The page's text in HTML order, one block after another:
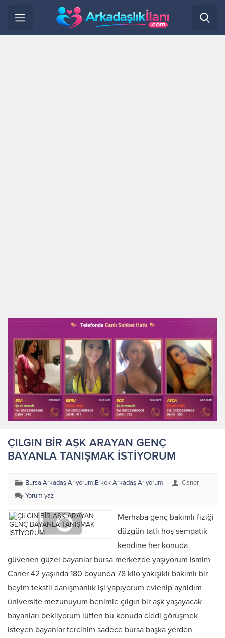
ÇILGIN BİR AŞK ARAYAN GENÇ
BAYANLA TANIŞMAK İSTİYORUM
Bursa Arkadaş Arıyorum,Erkek Arkadaş Arıyorum
Caner
Yorum yaz
Merhaba genç bakımlı fiziği
düzgün tatlı hoş sempatik
kendine her konuda
güvenen güzel bayanlar bursa merkezde yaşıyorum ismim
Caner 42 yaşında 180 boyunda 78 kilo yakışıklı bakımlı bir
beyim tekstil danışmanlık işi yapıyorum evlenip ayrıldım
üniversite mezunuyum benimle çılgın bir aşk yaşayacak
bayanları bekliyorum lütfen bu konuda ciddi görüşmek
isteyen bayanlar tercihim sadece bursa başka yerden